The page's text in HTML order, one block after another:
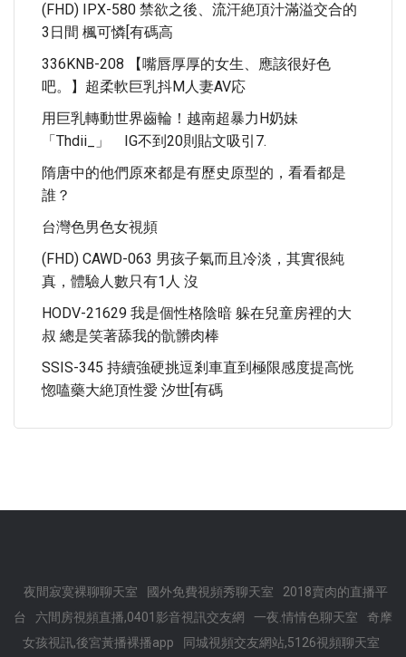
(FHD) IPX-580 禁欲之後、流汗絶頂汁滿溢交合的
3日間 楓可憐[有碼高
336KNB-208 【嘴唇厚厚的女生、應該很好色
吧。】超柔軟巨乳抖M人妻AV応
用巨乳轉動世界齒輪！越南超暴力H奶妹
「thdii_」 IG不到20則貼文吸引7.
隋唐中的他們原來都是有歷史原型的，看看都是
誰？
台灣色男色女視頻
(FHD) CAWD-063 男孩子氣而且冷淡，其實很純
真，體驗人數只有1人 沒
HODV-21629 我是個性格陰暗 躲在兒童房裡的大
叔 總是笑著舔我的骯髒肉棒
SSIS-345 持續強硬挑逗剎車直到極限感度提高恍
惚嗑藥大絶頂性愛 汐世[有碼
夜間寂寞裸聊聊天室 國外免費視頻秀聊天室
2018賣肉的直播平
台
六間房視頻直播,0401影音視訊交友網 一夜.情情色聊天室
奇摩
女孩視訊,後宮黃播裸播app
同城視頻交友網站,5126視頻聊天室